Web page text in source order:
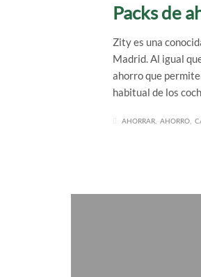
Packs de
Zity es una
Madrid. Al igual
ahorro que
habitual de los
AHORRAR AHORRO